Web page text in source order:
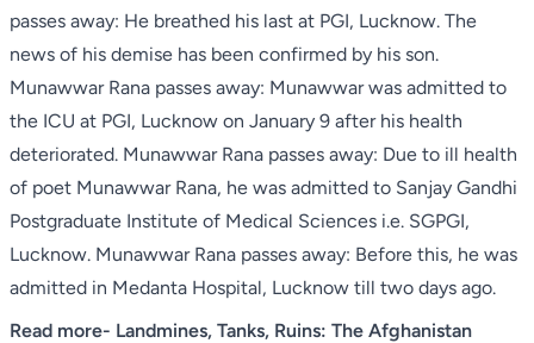
passes away: He breathed his last at PGI, Lucknow. The
news of his demise has been confirmed by his son.
Munawwar Rana passes away: Munawwar was admitted to
the ICU at PGI, Lucknow on January 9 after his health
deteriorated. Munawwar Rana passes away: Due to ill health
of poet Munawwar Rana, he was admitted to Sanjay Gandhi
Postgraduate Institute of Medical Sciences i.e. SGPGI,
Lucknow. Munawwar Rana passes away: Before this, he was
admitted in Medanta Hospital, Lucknow till two days ago.
Read more- Landmines, Tanks, Ruins: The Afghanistan